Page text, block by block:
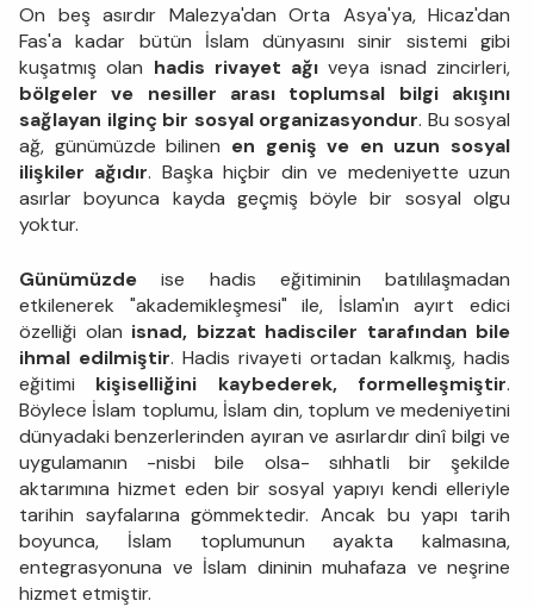
On beş asırdır Malezya'dan Orta Asya'ya, Hicaz'dan
Fas'a kadar bütün İslam dünyasını sinir sistemi gibi
kuşatmış olan hadis rivayet ağı veya isnad zincirleri,
bölgeler ve nesiller arası toplumsal bilgi akışını
sağlayan ilginç bir sosyal organizasyondur. Bu sosyal
ağ, günümüzde bilinen en geniş ve en uzun sosyal
ilişkiler ağıdır. Başka hiçbir din ve medeniyette uzun
asırlar boyunca kayda geçmiş böyle bir sosyal olgu
yoktur.
Günümüzde ise hadis eğitiminin batılılaşmadan
etkilenerek "akademikleşmesi" ile, İslam'ın ayırt edici
özelliği olan isnad, bizzat hadisciler tarafından bile
ihmal edilmiştir. Hadis rivayeti ortadan kalkmış, hadis
eğitimi kişiselliğini kaybederek, formelleşmiştir.
Böylece İslam toplumu, İslam din, toplum ve medeniyetini
dünyadaki benzerlerinden ayıran ve asırlardır dinî bilgi ve
uygulamanın -nisbi bile olsa- sıhhatli bir şekilde
aktarımına hizmet eden bir sosyal yapıyı kendi elleriyle
tarihin sayfalarına gömmektedir. Ancak bu yapı tarih
boyunca, İslam toplumunun ayakta kalmasına,
entegrasyonuna ve İslam dininin muhafaza ve neşrine
hizmet etmiştir.